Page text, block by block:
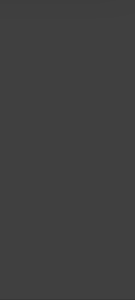
permitir en tu